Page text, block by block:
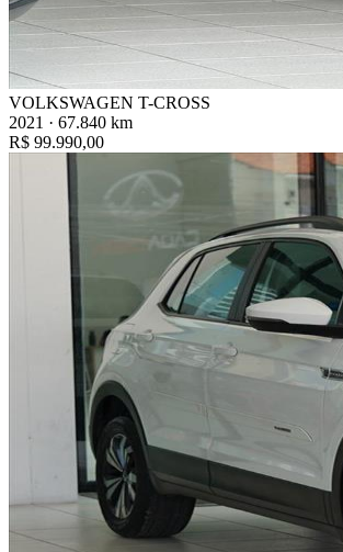
VOLKSWAGEN T-CROSS
2021 · 67.840 km
R$ 99.990,00